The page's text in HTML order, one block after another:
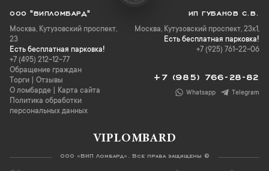
ООО "ВИПЛОМБАРД"
Москва, Кутузовский проспект,
23
Есть бесплатная парковка!
+7 (495) 212-12-77
Обращение граждан
Торги
Отзывы
О ломбарде
Карта сайта
Политика обработки
персональных данных
ИП ГУБАНОВ С.В.
Москва, Кутузовский проспект, 23к1,
Есть бесплатная парковка!
+7 (925) 761-22-06
+7 (985) 766-28-82
Whatsapp Telegram
VIPLOMBARD
ООО «ВИП Ломбард». Все права защищены ©